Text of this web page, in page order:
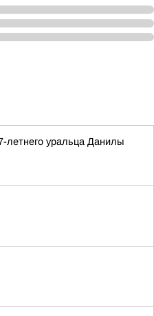
летнего уральца Данилы